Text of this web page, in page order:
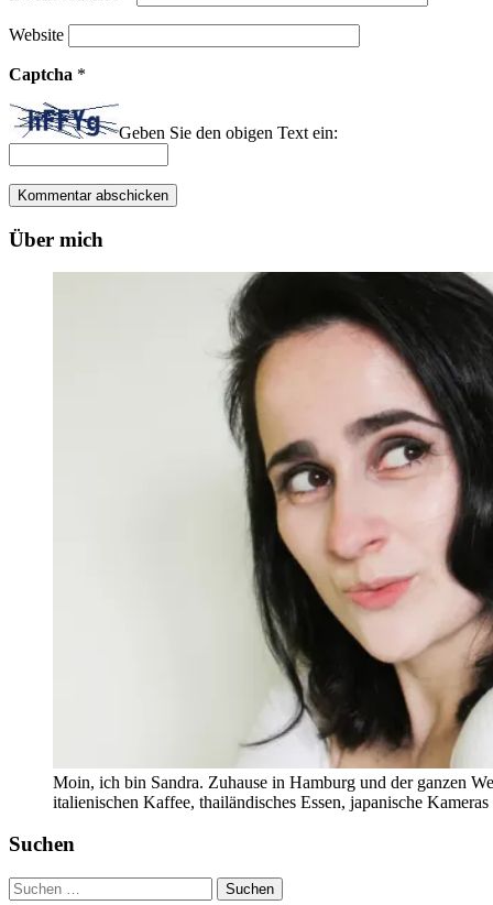
Website
Captcha *
Geben Sie den obigen Text ein:
Über mich
Moin, ich bin Sandra. Zuhause in Hamburg und der ganzen
italienischen Kaffee, thailändisches Essen, japanische
Suchen
Suchen